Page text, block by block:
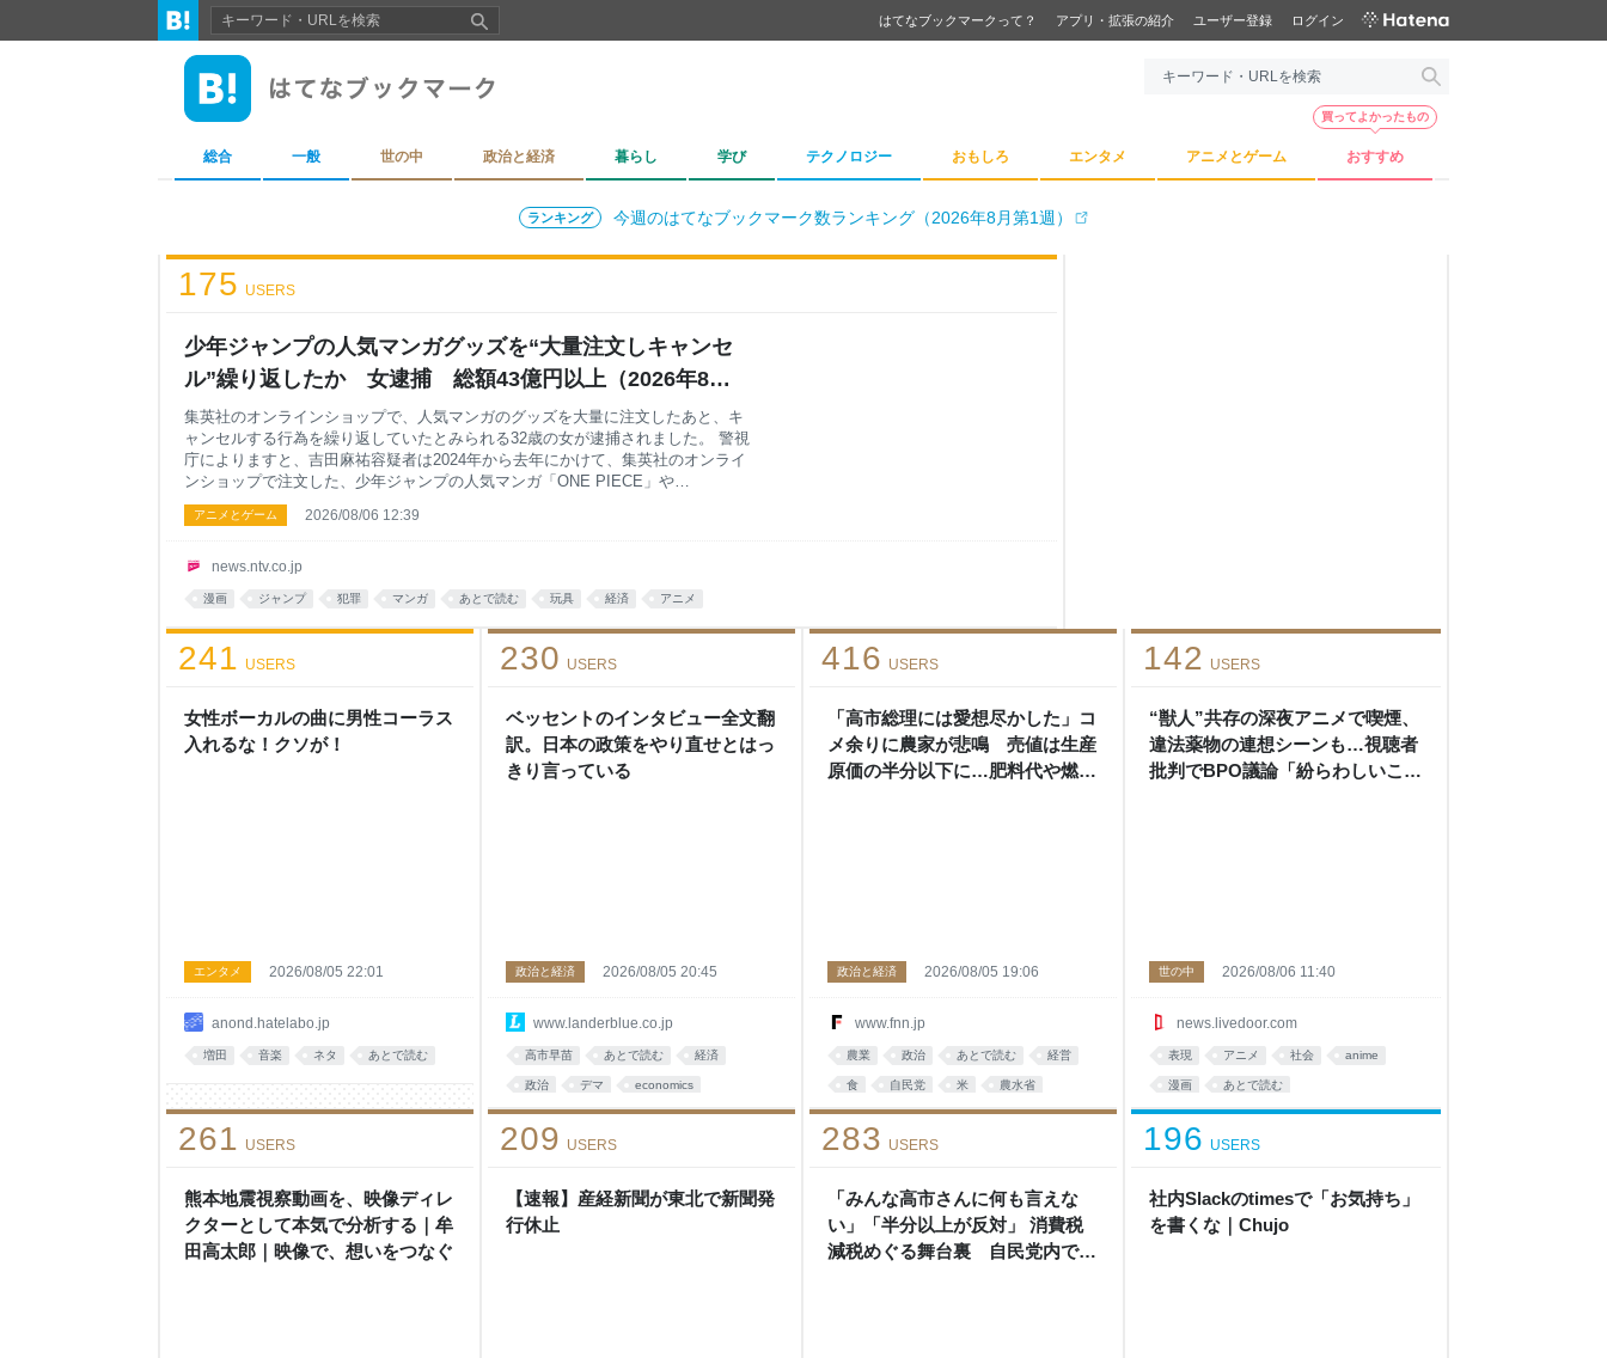
はてなブックマークって？ アプリ・拡張の紹介 ユーザー登録 ログイン
総合 一般 世の中 政治と経済 暮らし 学び テクノロジー おもしろ エンタメ アニメとゲーム おすすめ
買ってよかったもの
ランキング 今週のはてなブックマーク数ランキング（2026年8月第1週）
少年ジャンプの人気マンガグッズを“大量注文しキャンセ
ル”繰り返したか 女逮捕 総額43億円以上（2026年8月
6日掲載）｜日テレNEWS NNN
175 USERS
news.ntv.co.jp
集英社のオンラインショップで、人気マンガのグッズを大量に注文したあと、キ
ャンセルする行為を繰り返していたとみられる32歳の女が逮捕されました。 警視
庁によりますと、吉田麻祐容疑者は2024年から去年にかけて、集英社のオンライ
ンショップで注文した、少年ジャンプの人気マンガ「ONE PIECE」や
「NARUTO」のグッズなどの代金を支払わず大量にキャンセルしたことで、業務
を妨害した疑いがもたれています。 集英社によりますと、吉田容疑者は238個の
ぼるということです。 調べに対し吉田容疑者は容疑を認め、「アニメ全般が好き
で、注文したことで欲求が満たされた」と供述しているということです。
アニメとゲーム 2026/08/06 12:39
漫画 ジャンプ 犯罪 マンガ あとで読む 玩具 経済 アニメ
女性ボーカルの曲に男性コーラス
入れるな！クソが！
241 USERS
anond.hatelabo.jp
エンタメ 2026/08/05 22:01
増田 音楽 ネタ あとで読む
ベッセントのインタビュー全文翻
訳。日本の政策をやり直せとはっ
きり言っている
230 USERS
www.landerblue.co.jp
政治と経済 2026/08/05 20:45
高市早苗 あとで読む 経済
政治 デマ economics
business 日本
「高市総理には愛想尽かした」コ
メ余りに農家が悲鳴 売値は生産
原価の半分以下に…肥料代や燃料
416 USERS
www.fnn.jp
政治と経済 2026/08/05 19:06
農業 政治 あとで読む 経営
食 自民党 米 農水省
経済 rice
“獣人”共存の深夜アニメで喫煙、
違法薬物の連想シーンも…視聴者
批判でBPO議論「紛らわしいこと
142 USERS
news.livedoor.com
世の中 2026/08/06 11:40
表現 アニメ 社会 anime
漫画 あとで読む
熊本地震視察動画を、映像ディレ
クターとして本気で分析する｜牟
田高太郎｜映像で、想いをつなぐ
261 USERS
【速報】産経新聞が東北で新聞発
行休止
209 USERS
「みんな高市さんに何も言えな
い」「半分以上が反対」 消費税
減税めぐる舞台裏 自民党内でく
283 USERS
社内Slackのtimesで「お気持ち」
を書くな｜Chujo
196 USERS